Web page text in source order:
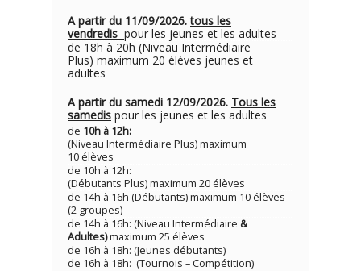
A partir du 11/09/2026.tous les
vendredis pour les jeunes et les adultes
de 18h à 20h (Niveau Intermédiaire
Plus) maximum 20 élèves jeunes et
adultes
A partir du samedi 12/09/2026. Tous les
samedis pour les jeunes et les adultes
de 10h à 12h:
(Niveau Intermédiaire Plus) maximum
10 élèves
de 10h à 12h:
(Débutants Plus) maximum 20 élèves
de 14h à 16h (Débutants) maximum 10 élèves
(2 groupes)
de 14h à 16h: (Niveau Intermédiaire &
Adultes)maximum 25 élèves
de 16h à 18h: (Jeunes débutants)
de 16h à 18h: (Tournois – Compétition)